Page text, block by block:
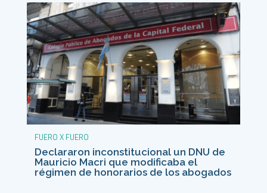
FUERO X FUERO
Declararon inconstitucional un DNU de
Mauricio Macri que modificaba el
régimen de honorarios de los abogados